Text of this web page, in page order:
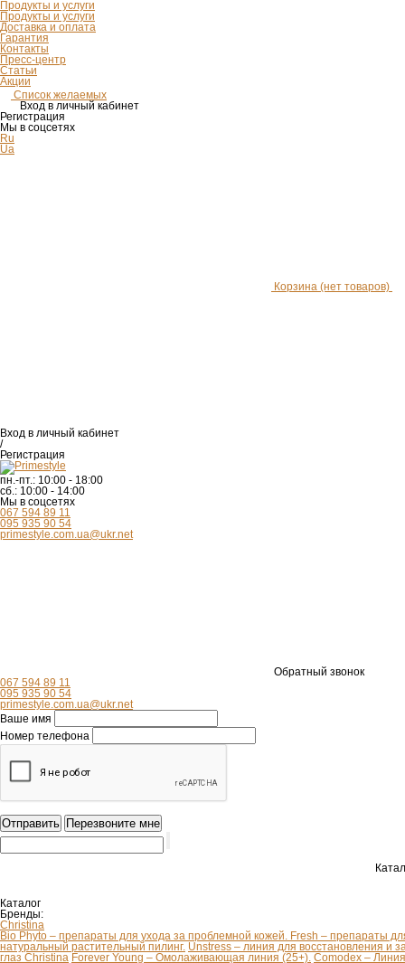
Продукты и услуги
Продукты и услуги
Доставка и оплата
Гарантия
Контакты
Пресс-центр
Статьи
Акции
Список желаемых
Вход в личный кабинет
Регистрация
Мы в соцсетях
Ru
Ua
Корзина (нет товаров)
Вход в личный кабинет
/
Регистрация
пн.-пт.: 10:00 - 18:00
сб.: 10:00 - 14:00
Мы в соцсетях
067 594 89 11
095 935 90 54
primestyle.com.ua@ukr.net
Обратный звонок
067 594 89 11
095 935 90 54
primestyle.com.ua@ukr.net
Ваше имя
Номер телефона
Каталог
Бренды:
Christina
Bio Phyto – препараты для ухода за проблемной кожей. Fresh – препараты
натуральный растительный пилинг. Unstress – линия для восстановления и
глаз Christina Forever Young – Омолаживающая линия (25+). Comodex –